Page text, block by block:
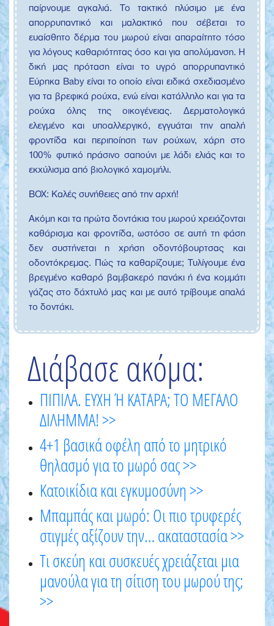
παίρνουμε αγκαλιά. Το τακτικό πλύσιμο με ένα
απορρυπαντικό και μαλακτικό που σέβεται το
ευαίσθητο δέρμα του μωρού είναι απαραίτητο τόσο
για λόγους καθαριότητας όσο και για απολύμανση. Η
δική μας πρόταση είναι το υγρό απορρυπαντικό
Εύρηκα Baby είναι το οποίο είναι ειδικά σχεδιασμένο
για τα βρεφικά ρούχα, ενώ είναι κατάλληλο και για τα
ρούχα όλης της οικογένειας. Δερματολογικά
ελεγμένο και υποαλλεργικό, εγγυάται την απαλή
φροντίδα και περιποίηση των ρούχων, χάρη στο
100% φυτικό πράσινο σαπούνι με λάδι ελιάς και το
εκχύλισμα από βιολογικό χαμομήλι.
ΒΟΧ: Καλές συνήθειες από την αρχή!
Ακόμη και τα πρώτα δοντάκια του μωρού χρειάζονται
καθάρισμα και φροντίδα, ωστόσο σε αυτή τη φάση
δεν συστήνεται η χρήση οδοντόβουρτσας και
οδοντόκρεμας. Πώς τα καθαρίζουμε; Τυλίγουμε ένα
βρεγμένο καθαρό βαμβακερό πανάκι ή ένα κομμάτι
γάζας στο δάχτυλό μας και με αυτό τρίβουμε απαλά
το δοντάκι.
Διάβασε ακόμα:
ΠΙΠΙΛΑ. ΕΥΧΗ Ή ΚΑΤΑΡΑ; ΤΟ ΜΕΓΑΛΟ
ΔΙΛΗΜΜΑ! >>
4+1 βασικά οφέλη από το μητρικό
θηλασμό για το μωρό σας >>
Κατοικίδια και εγκυμοσύνη >>
Μπαμπάς και μωρό: Οι πιο τρυφερές
στιγμές αξίζουν την… ακαταστασία >>
Τι σκεύη και συσκευές χρειάζεται μια
μανούλα για τη σίτιση του μωρού της;
>>